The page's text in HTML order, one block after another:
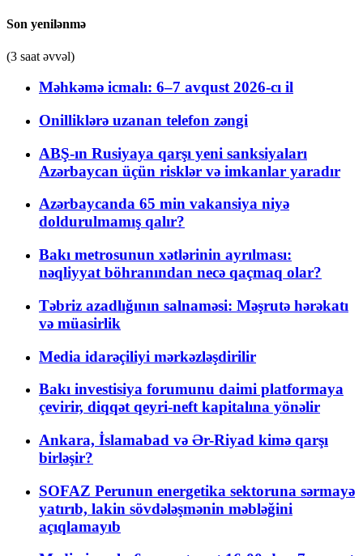
Son yenilənmə
(3 saat əvvəl)
Məhkəmə icmalı: 6–7 avqust 2026-cı il
Onilliklərə uzanan telefon zəngi
ABŞ-ın Rusiyaya qarşı yeni sanksiyaları
Azərbaycan üçün risklər və imkanlar yaradır
Azərbaycanda 65 min vakansiya niyə
doldurulmamış qalır?
Bakı metrosunun xətlərinin ayrılması:
nəqliyyat böhranından necə qaçmaq olar?
Təbriz azadlığının salnaməsi: Məşrutə hərəkatı
və müasirlik
Media idarəçiliyi mərkəzləşdirilir
Bakı investisiya forumunu daimi platformaya
çevirir, diqqət qeyri-neft kapitalına yönəlir
Ankara, İslamabad və Ər-Riyad kimə qarşı
birləşir?
SOFAZ Perunun energetika sektoruna sərmayə
yatırıb, lakin sövdələşmənin məbləğini
açıqlamayıb